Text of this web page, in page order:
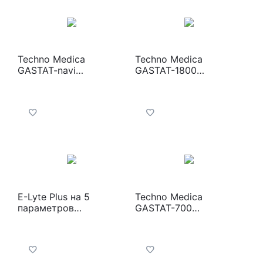
Techno Medica
GASTAT-navi
Techno Medica
GASTAT-1800
E-Lyte Plus на 5
параметров
Techno Medica
GASTAT-700